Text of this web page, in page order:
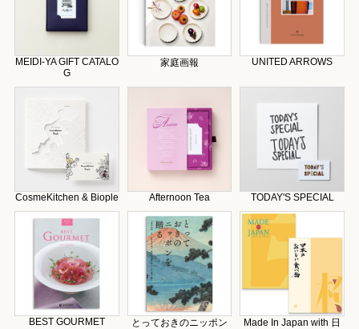
MEIDI-YA GIFT CATALO
G
家庭画報 UNITED ARROWS
CosmeKitchen & Biople Afternoon Tea TODAY'S SPECIAL
BEST GOURMET
とっておきのニッポン
Made In Japan with 日